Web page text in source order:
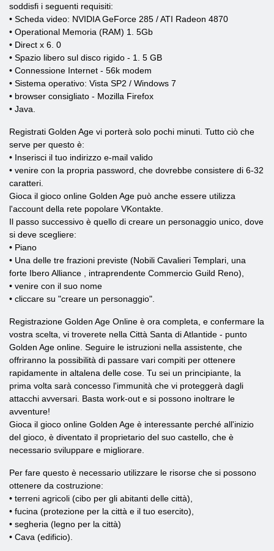
soddisfi i seguenti requisiti:
• Scheda video: NVIDIA GeForce 285 / ATI Radeon 4870
• Operational Memoria (RAM) 1. 5Gb
• Direct x 6. 0
• Spazio libero sul disco rigido - 1. 5 GB
• Connessione Internet - 56k modem
• Sistema operativo: Vista SP2 / Windows 7
• browser consigliato - Mozilla Firefox
• Java.
Registrati Golden Age vi porterà solo pochi minuti. Tutto ciò che
serve per questo è:
• Inserisci il tuo indirizzo e-mail valido
• venire con la propria password, che dovrebbe consistere di 6-32
caratteri.
Gioca il gioco online Golden Age può anche essere utilizza
l'account della rete popolare VKontakte.
Il passo successivo è quello di creare un personaggio unico, dove
si deve scegliere:
• Piano
• Una delle tre frazioni previste (Nobili Cavalieri Templari, una
forte Ibero Alliance , intraprendente Commercio Guild Reno),
• venire con il suo nome
• cliccare su "creare un personaggio".
Registrazione Golden Age Online è ora completa, e confermare la
vostra scelta, vi troverete nella Città Santa di Atlantide - punto
Golden Age online. Seguire le istruzioni nella assistente, che
offriranno la possibilità di passare vari compiti per ottenere
rapidamente in altalena delle cose. Tu sei un principiante, la
prima volta sarà concesso l'immunità che vi proteggerà dagli
attacchi avversari. Basta work-out e si possono inoltrare le
avventure!
Gioca il gioco online Golden Age è interessante perché all'inizio
del gioco, è diventato il proprietario del suo castello, che è
necessario sviluppare e migliorare.
Per fare questo è necessario utilizzare le risorse che si possono
ottenere da costruzione:
• terreni agricoli (cibo per gli abitanti delle città),
• fucina (protezione per la città e il tuo esercito),
• segheria (legno per la città)
• Cava (edificio).